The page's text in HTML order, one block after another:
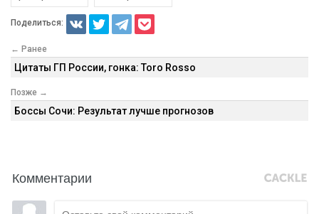
Поделиться:
← Ранее
Цитаты ГП России, гонка: Toro Rosso
Позже →
Боссы Сочи: Результат лучше прогнозов
Комментарии